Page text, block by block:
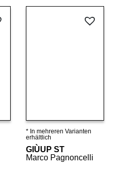
Details ansehen
* In mehreren Varianten
erhältlich
GIÙUP ST
Marco Pagnoncelli